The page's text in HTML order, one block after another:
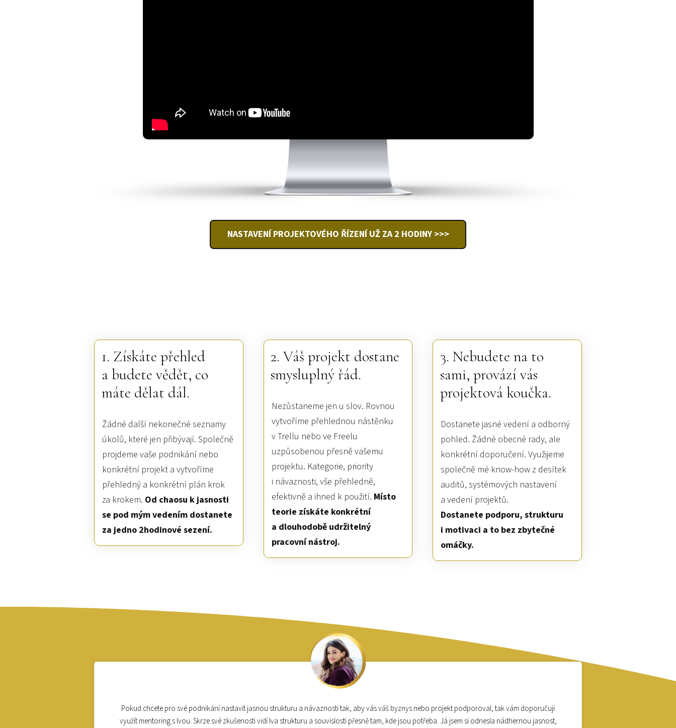
NASTAVENÍ PROJEKTOVÉHO ŘÍZENÍ UŽ ZA 2 HODINY >>>
1. Získáte přehled
a budete vědět, co
máte dělat dál.
Žádné další nekonečné seznamy
úkolů, které jen přibývají. Společně
projdeme vaše podnikání nebo
konkrétní projekt a vytvoříme
přehledný a konkrétní plán krok
za krokem. Od chaosu k jasnosti
se pod mým vedením dostanete
za jedno 2hodinové sezení.
2. Váš projekt dostane
smysluplný řád.
Nezůstaneme jen u slov. Rovnou
vytvoříme přehlednou nástěnku
v Trellu nebo ve Freelu
uzpůsobenou přesně vašemu
projektu. Kategorie, priority
i návaznosti, vše přehledně,
efektivně a ihned k použití. Místo
teorie získáte konkrétní
a dlouhodobě udržitelný
pracovní nástroj.
3. Nebudete na to
sami, provází vás
projektová koučka.
Dostanete jasné vedení a odborný
pohled. Žádné obecné rady, ale
konkrétní doporučení. Využijeme
společně mé know-how z desítek
auditů, systémových nastavení
a vedení projektů.
Dostanete podporu, strukturu
i motivaci a to bez zbytečné
omáčky.
Pokud chcete pro své podnikání nastavit jasnou strukturu a návaznosti tak, aby vás váš byznys nebo projekt podporoval, tak vám doporučuji
využít mentoring s Ivou. Skrze své zkušenosti vidí Iva strukturu a souvislosti přesně tam, kde jsou potřeba. Já jsem si odnesla nádhernou jasnost,